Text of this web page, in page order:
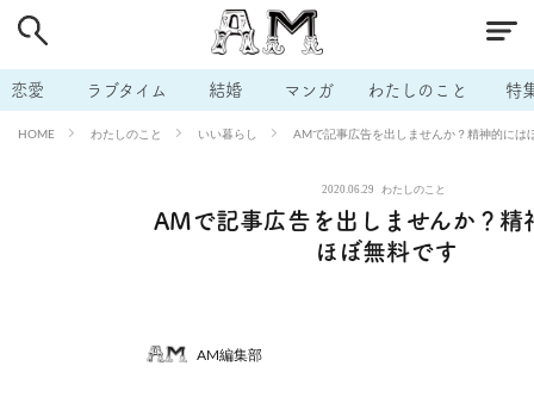
恋愛 ラブタイム 結婚 マンガ わたしのこと 特
HOME わたしのこと いい暮らし AMで記事広告を出しませんか？精神的には
2020.06.29 わたしのこと
AMで記事広告を出しませんか？精
ほぼ無料です
AM編集部
# 男の本音 # セフレ # 不倫
# 出会う方法 # マッチングアプリ # ラブグッズ # 体の相